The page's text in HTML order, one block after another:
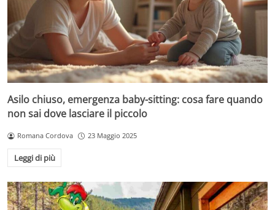
Asilo chiuso, emergenza baby-sitting: cosa fare quando
non sai dove lasciare il piccolo
Romana Cordova 23 Maggio 2025
Leggi di più